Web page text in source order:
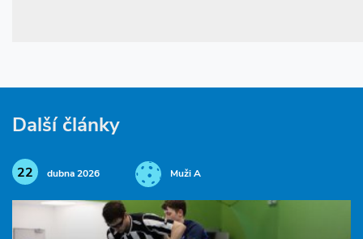
Další články
22 dubna 2026 Muži A